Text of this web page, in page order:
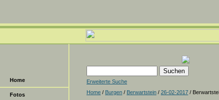
Home
Fotos
Erweiterte Suche
Home / Burgen / Berwartstein / 26-02-2017 /